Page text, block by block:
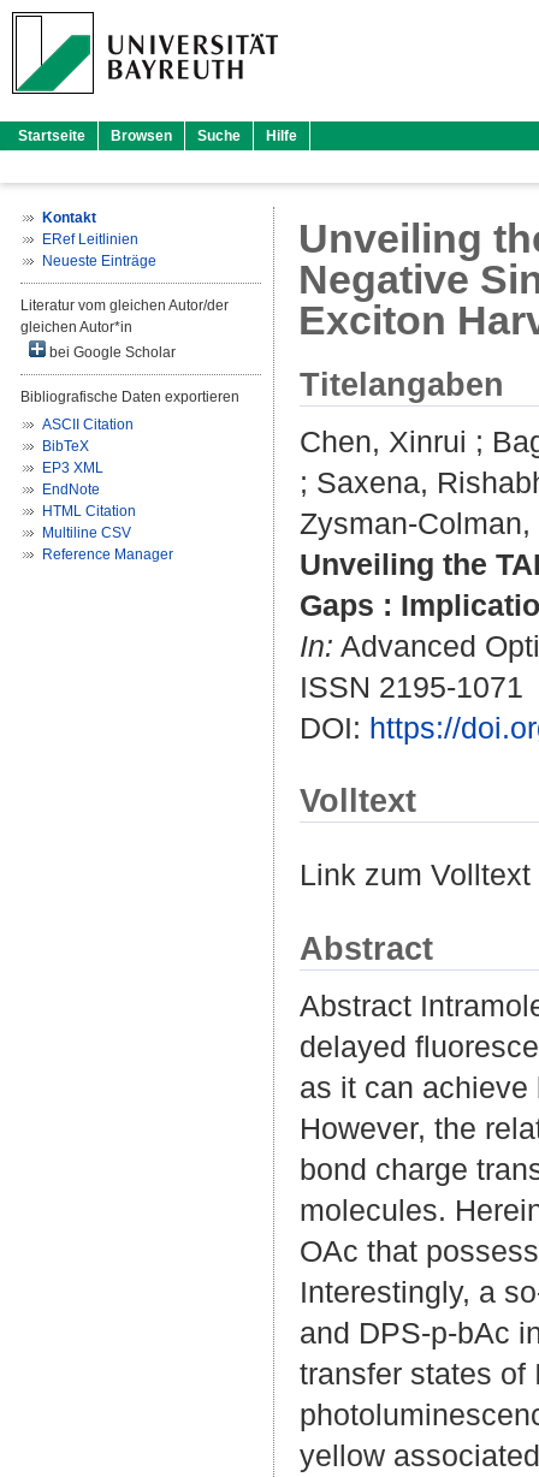
Startseite Browsen Suche Hilfe
Kontakt
ERef Leitlinien
Neueste Einträge
Literatur vom gleichen Autor/der
gleichen Autor*in
bei Google Scholar
Bibliografische Daten exportieren
ASCII Citation
BibTeX
EP3 XML
EndNote
HTML Citation
Multiline CSV
Reference Manager
Unveiling
Negative
Exciton
Titelangaben
Chen, Xinrui ;
; Saxena,
Zysman-Colman,
Unveiling the
Gaps :
In: Advanced
ISSN 2195-1071
DOI: https://
Volltext
Link zum
Abstract
Abstract
delayed
as it can
However, the
bond charge
molecules.
OAc that
Interestingly, a
and DPS-p-bAc
transfer states of
yellow